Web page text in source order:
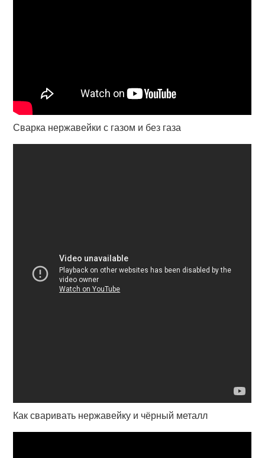
Сварка нержавейки с газом и без газа
Как сваривать нержавейку и чёрный металл